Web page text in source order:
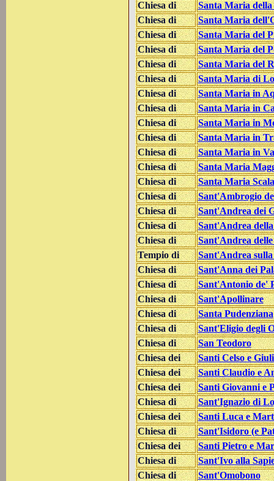
Chiesa di
Santa Maria
Chiesa di
Santa Maria
Chiesa di
Santa Maria del
Chiesa di
Santa Maria del
Chiesa di
Santa Maria del
Chiesa di
Santa Maria di
Chiesa di
Santa Maria in
Chiesa di
Santa Maria in
Chiesa di
Santa Maria in
Chiesa di
Santa Maria in
Chiesa di
Santa Maria in
Chiesa di
Santa Maria
Chiesa di
Santa Maria
Chiesa di
Sant'Ambrogio
Chiesa di
Sant'Andrea dei
Chiesa di
Sant'Andrea
Chiesa di
Sant'Andrea
Tempio di
Sant'Andrea
Chiesa di
Sant'Anna dei
Chiesa di
Sant'Antonio de'
Chiesa di
Sant'Apollinare
Chiesa di
Santa Pudenziana
Chiesa di
Sant'Eligio degli
Chiesa di
San Teodoro
Chiesa dei
Santi Celso e
Chiesa dei
Santi Claudio e
Chiesa dei
Santi Giovanni e
Chiesa di
Sant'Ignazio di
Chiesa dei
Santi Luca e
Chiesa di
Sant'Isidoro (e
Chiesa dei
Santi Pietro e
Chiesa di
Sant'Ivo alla
Chiesa di
Sant'Omobono